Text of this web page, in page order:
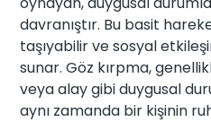
davranıştır. Bu basit
taşıyabilir ve sosyal
sunar. Göz kırpma,
veya alay gibi duygusal
aynı zamanda bir kişinin